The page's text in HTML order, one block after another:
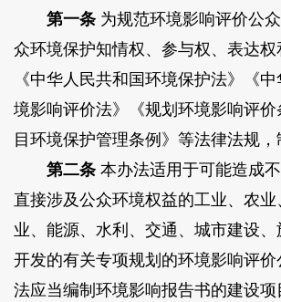
第一条为规范环境影响评价公
众环境保护知情权、参与权、表达
《中华人民共和国环境保护法》《
境影响评价法》《规划环境影响评
目环境保护管理条例》等法律法规，
第二条本办法适用于可能造成
直接涉及公众环境权益的工业、农
业、能源、水利、交通、城市建设
开发的有关专项规划的环境影响评
法应当编制环境影响报告书的建设